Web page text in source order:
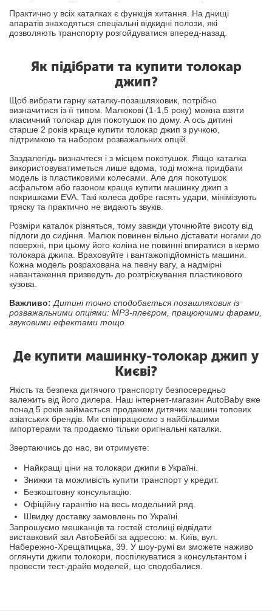
Практично у всіх каталках є функція хитання. На днищі
апаратів знаходяться спеціальні відкидні полози, які
дозволяють транспорту розгойдуватися вперед-назад.
Як підібрати та купити толокар
джип?
Щоб вибрати гарну каталку-позашляховик, потрібно
визначитися із її типом. Малюкові (1-1,5 року) можна взяти
класичний толокар для покотушок по дому. А ось дитині
старше 2 років краще купити толокар джип з ручкою,
підтримкою та набором розважальних опцій.
Заздалегідь визначтеся і з місцем покотушок. Якщо каталка
використовуватиметься лише вдома, тоді можна придбати
модель із пластиковими колесами. Але для покотушок
асфальтом або газоном краще купити машинку джип з
покришками EVA. Такі колеса добре гасять удари, мінімізують
тряску та практично не видають звуків.
Розміри каталок різняться, тому завжди уточнюйте висоту від
підлоги до сидіння. Малюк повинен вільно діставати ногами до
поверхні, при цьому його коліна не повинні впиратися в кермо
толокара джипа. Враховуйте і вантажопідйомність машини.
Кожна модель розрахована на певну вагу, а надмірні
навантаження призведуть до розтріскування пластикового
кузова.
Важливо:Дитині точно сподобається позашляховик із
розважальними опціями: MP3-плеєром, працюючими фарами,
звуковими ефектами тощо
Де купити машинку-толокар джип у
Києві?
Якість та безпека дитячого транспорту безпосередньо
залежить від його дилера. Наш інтернет-магазин AutoBaby вже
понад 5 років займається продажем дитячих машин топових
азіатських брендів. Ми співпрацюємо з найбільшими
імпортерами та продаємо тільки оригінальні каталки.
Звертаючись до нас, ви отримуєте:
Найкращі ціни на толокари джипи в Україні.
Знижки та можливість купити транспорт у кредит.
Безкоштовну консультацію.
Офіційну гарантію на весь модельний ряд.
Швидку доставку замовлень по Україні.
Запрошуємо мешканців та гостей столиці відвідати
виставковий зал АвтоБейбі за адресою: м. Київ, вул.
Набережно-Хрещатицька, 39. У шоу-румі ви зможете наживо
оглянути джипи толокори, поспілкуватися з консультантом і
провести тест-драйв моделей, що сподобалися.